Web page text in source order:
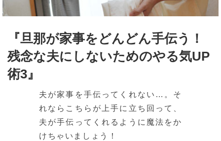
『旦那が家事をどんどん手伝う！
残念な夫にしないためのやる気UP
術3』
夫が家事を手伝ってくれない…。そ
れならこちらが上手に立ち回って、
夫が手伝ってくれるように魔法をか
けちゃいましょう！